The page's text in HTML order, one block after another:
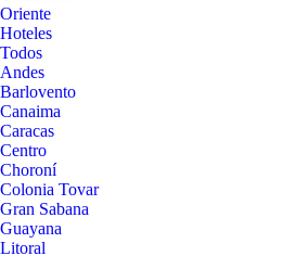
Oriente
Hoteles
Todos
Andes
Barlovento
Canaima
Caracas
Centro
Choroní
Colonia Tovar
Gran Sabana
Guayana
Litoral